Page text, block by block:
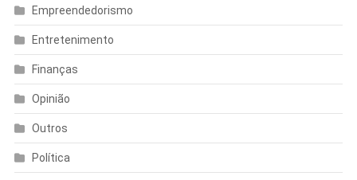
Empreendedorismo
Entretenimento
Finanças
Opinião
Outros
Política